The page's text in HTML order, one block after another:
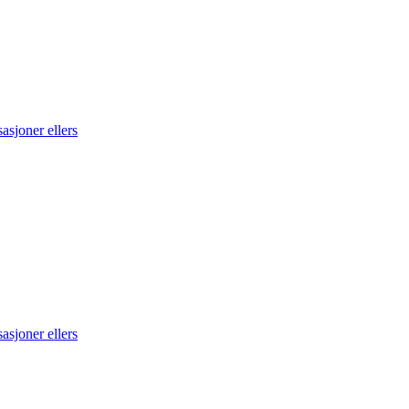
ellers
ellers